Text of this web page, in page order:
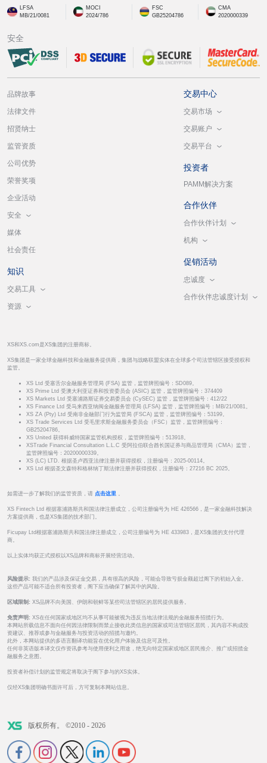
LFSA
MB/21/0081
MOCI
2024/786
FSC
GB25204786
CMA
2020000339
安全
品牌故事
法律文件
招贤纳士
监管资质
公司优势
荣誉奖项
企业活动
安全
媒体
社会责任
知识
交易工具
资源
交易中心
交易市场
交易账户
交易平台
投资者
PAMM解决方案
合作伙伴
合作伙伴计划
机构
促销活动
忠诚度
合作伙伴忠诚度计划
XS和XS.com是XS集团的注册商标。
XS集团是一家全球金融科技和金融服务提供商，集团与战略联盟实体在全球多个司法管辖区接受授权和
监管。
XS Ltd 受塞舌尔金融服务管理局 (FSA) 监管，监管牌照编号：SD089。
XS Prime Ltd 受澳大利亚证券和投资委员会 (ASIC) 监管，监管牌照编号：374409
XS Markets Ltd 受塞浦路斯证券交易委员会 (CySEC) 监管，监管牌照编号：412/22
XS Finance Ltd 受马来西亚纳闽金融服务管理局 (LFSA) 监管，监管牌照编号：MB/21/0081。
XS ZA (Pty) Ltd 受南非金融部门行为监管局 (FSCA) 监管，监管牌照编号：53199。
XS Trade Services Ltd 受毛里求斯金融服务委员会（FSC）监管，监管牌照编号：
GB25204786。
XS United 获得科威特国家监管机构授权，监管牌照编号：513918。
XSTrade Financial Consultation L.L.C 受阿拉伯联合酋长国证券与商品管理局（CMA）监管，
监管牌照编号：20200000339。
XS (LC) LTD. 根据圣卢西亚法律注册并获得授权，注册编号：2025-00114。
XS Ltd 根据圣文森特和格林纳丁斯法律注册并获得授权，注册编号：27216 BC 2025。
如需进一步了解我们的监管资质，请 点击这里 。
XS Fintech Ltd 根据塞浦路斯共和国法律注册成立，公司注册编号为 HE 426566，是一家金融科技解决
方案提供商，也是XS集团的技术部门。
Ficupay Ltd根据塞浦路斯共和国法律注册成立，公司注册编号为 HE 433983，是XS集团的支付代理
商。
以上实体均获正式授权以XS品牌和商标开展经营活动。
风险提示: 我们的产品涉及保证金交易，具有很高的风险，可能会导致亏损金额超过阁下的初始入金。
这些产品可能不适合所有投资者，阁下应当确保了解其中的风险。
区域限制: XS品牌不向美国、伊朗和朝鲜等某些司法管辖区的居民提供服务。
免责声明: XS在任何国家或地区均不从事可能被视为违反当地法律法规的金融服务招揽行为。
本网站所载信息不面向任何因法律限制而禁止接收此类信息的国家或司法管辖区居民，其内容不构成投
资建议、推荐或参与金融服务与投资活动的招揽与邀约。
此外，本网站提供的多语言翻译功能旨在优化用户体验及信息可及性。
任何非英语版本译文仅作资讯参考与使用便利之用途，绝无向特定国家或地区居民推介、推广或招揽金
融服务之意图。
投资者补偿计划的监管规定将取决于阁下参与的XS实体。
仅经XS集团明确书面许可后，方可复制本网站信息。
版权所有。 ©2010 - 2026